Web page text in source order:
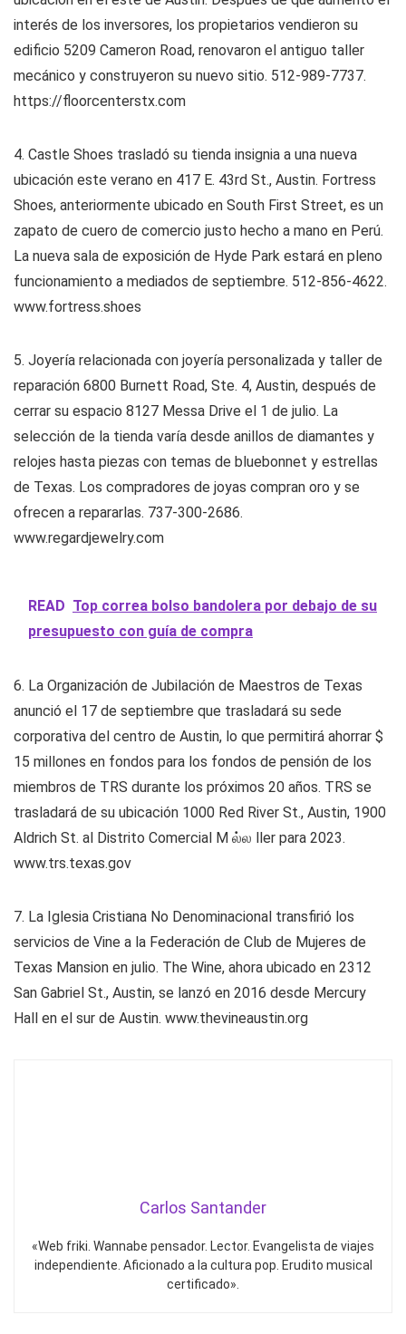
interés de los inversores, los propietarios vendieron su
edificio 5209 Cameron Road, renovaron el antiguo taller
mecánico y construyeron su nuevo sitio. 512-989-7737.
https://floorcenterstx.com
4. Castle Shoes trasladó su tienda insignia a una nueva
ubicación este verano en 417 E. 43rd St., Austin. Fortress
Shoes, anteriormente ubicado en South First Street, es un
zapato de cuero de comercio justo hecho a mano en Perú.
La nueva sala de exposición de Hyde Park estará en pleno
funcionamiento a mediados de septiembre. 512-856-4622.
www.fortress.shoes
5. Joyería relacionada con joyería personalizada y taller de
reparación 6800 Burnett Road, Ste. 4, Austin, después de
cerrar su espacio 8127 Messa Drive el 1 de julio. La
selección de la tienda varía desde anillos de diamantes y
relojes hasta piezas con temas de bluebonnet y estrellas
de Texas. Los compradores de joyas compran oro y se
ofrecen a repararlas. 737-300-2686.
www.regardjewelry.com
READ Top correa bolso bandolera por debajo de su
presupuesto con guía de compra
6. La Organización de Jubilación de Maestros de Texas
anunció el 17 de septiembre que trasladará su sede
corporativa del centro de Austin, lo que permitirá ahorrar $
15 millones en fondos para los fondos de pensión de los
miembros de TRS durante los próximos 20 años. TRS se
trasladará de su ubicación 1000 Red River St., Austin, 1900
Aldrich St. al Distrito Comercial M ல்ல ller para 2023.
www.trs.texas.gov
7. La Iglesia Cristiana No Denominacional transfirió los
servicios de Vine a la Federación de Club de Mujeres de
Texas Mansion en julio. The Wine, ahora ubicado en 2312
San Gabriel St., Austin, se lanzó en 2016 desde Mercury
Hall en el sur de Austin. www.thevineaustin.org
Carlos Santander
«Web friki. Wannabe pensador. Lector. Evangelista de viajes
independiente. Aficionado a la cultura pop. Erudito musical
certificado».